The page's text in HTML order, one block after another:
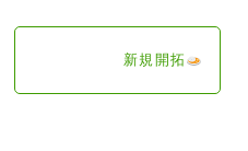
新規開拓